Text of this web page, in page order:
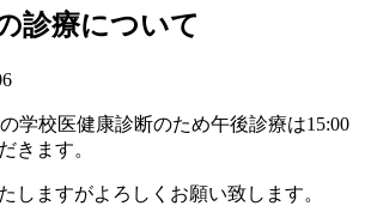
診療について
学校医健康診断のため午後診療は15:00
きます。
しますがよろしくお願い致します。